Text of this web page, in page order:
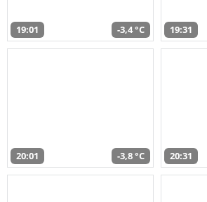
19:01 -3,4 °C 19:31
20:01 -3,8 °C 20:31